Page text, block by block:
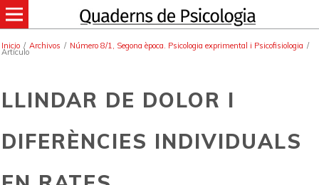
Inicio / Archivos / Número 8/1, Segona època. Psicologia exprimental i Psicofisiologia /
Artículo
LLINDAR DE DOLOR I
DIFERÈNCIES INDIVIDUALS